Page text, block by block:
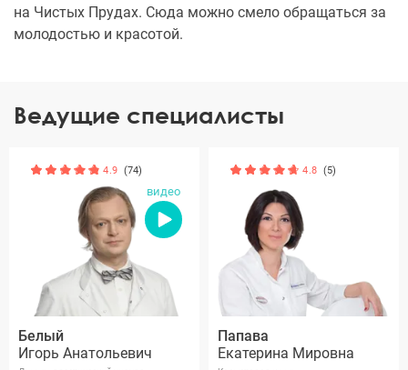
на Чистых Прудах. Сюда можно смело обращаться за
молодостью и красотой.
Ведущие специалисты
4.9 (74)
видео
Белый
Игорь Анатольевич
4.8 (5)
Папава
Екатерина Мировна